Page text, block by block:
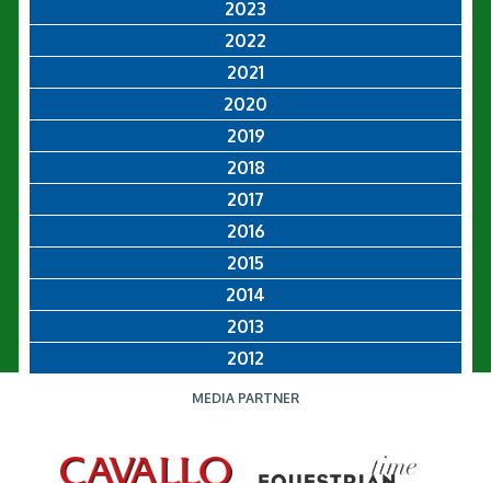
2023
2022
2021
2020
2019
2018
2017
2016
2015
2014
2013
2012
MEDIA PARTNER